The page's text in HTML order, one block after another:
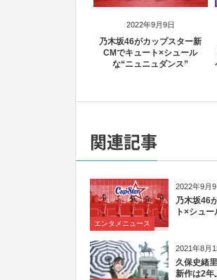
2022年9月9日
乃木坂46がカップスター新
CMでキュート×シュール
な“ニュニュダンス”
関連記事
2022年9月9
エンタメニュース
乃木坂46
ト×シュ
2021年8月
久保史緒
新作は2年